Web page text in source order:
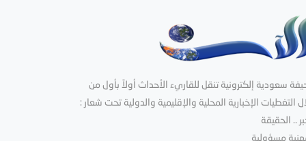
سعودية إلكترونية تنقل للقاريء الأحداث أولاً بأول من
التغطيات الإخبارية المحلية والإقليمية والدولية تحت شعار :
.. الحقيقة
مسؤولية